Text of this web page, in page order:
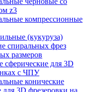
z3
компрессионные
(кукуруза)
спиральных фрез
размеров
сферические для 3D
с ЧПУ
конические
для 3D фрезеровки на